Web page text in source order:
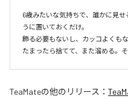
6歳みたいな気持ちで、誰かに見
うに置いておくだけ。
飾る必要もないし、カッコよくもな
たまったら捨てて、また溜める。そ
TeaMateの他のリリース：